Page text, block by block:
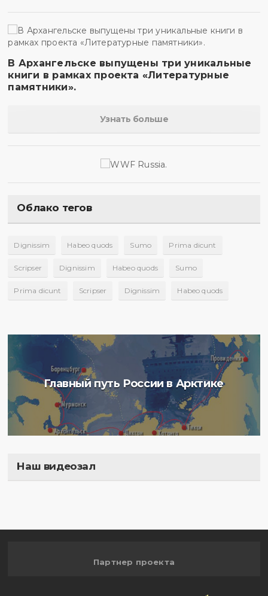
В Архангельске выпущены три уникальные
книги в рамках проекта «Литературные
памятники».
Узнать больше
Облако тегов
Dignissim Habeo quods Sumo Prima dicunt
Scripser Dignissim Habeo quods Sumo
Prima dicunt Scripser Dignissim Habeo quods
Главный путь России в Арктике
Наш видеозал
Партнер проекта